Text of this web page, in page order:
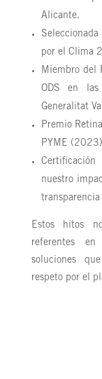
Alicante.
por el Clima
Miembro del
ODS en las
Generalitat
Premio
PYME (2023)
nuestro
Estos hitos
referentes
soluciones
respeto por el